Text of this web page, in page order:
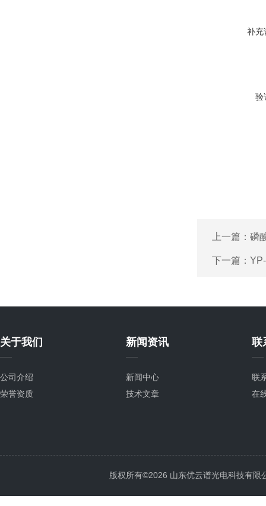
补充
验
上一篇： 磷
下一篇：
关于我们
公司介绍
荣誉资质
新闻资讯
新闻中心
技术文章
联
联
在
版权所有©2026 山东优云谱光电科技有